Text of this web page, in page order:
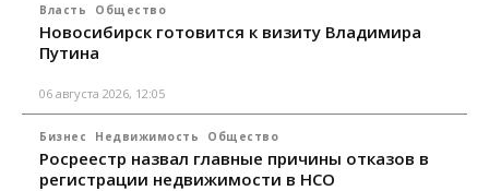
Власть Общество
Новосибирск готовится к визиту Владимира
Путина
06 августа 2026, 12:05
Бизнес Недвижимость Общество
Росреестр назвал главные причины отказов в
регистрации недвижимости в НСО